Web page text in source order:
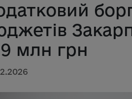
млн грн